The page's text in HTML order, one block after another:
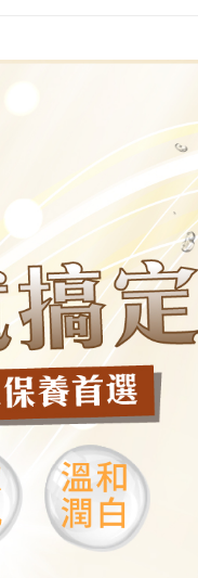
2.基於同意付款使用「大
資料（包含姓名、電話
用，由本公司與您本人
3.完整用戶服務條款，請
※ 交易是否成功請以「
是否繳費成功／繳費後
１．透過由恩沛科技股
交易，需依本服務之必
求債權轉讓予恩沛科技股
２．關於個人資料處理事
https://aftee.tw/terms/
３．未成年的使用者請事
「AFTEE先享後付」，若
任。
４．使用「AFTEE先享
即時審查核予不同之上限
結果請求用戶進行身份認
５．嚴禁一人註冊多個帳
形，恩沛科技股份有限公
動。
萊爾富取貨付款
每筆NT$70，滿
每筆NT$70，滿
7-11付款取貨
每筆NT$70，滿
付款後7-11取貨
每筆NT$70，滿
宅配
每筆NT$70，滿
宅配-離島
每筆NT$100，滿
新竹貨到付款
每筆NT$100，滿
海外宅配